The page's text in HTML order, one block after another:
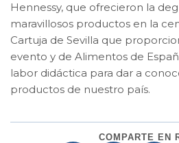
Hennessy, que ofrecieron la
maravillosos productos en la
Cartuja de Sevilla que
evento y de Alimentos de
labor didáctica para dar a
productos de nuestro país.
COMPARTE EN